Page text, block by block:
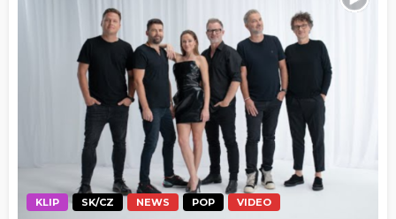
KLIP SK/CZ NEWS POP VIDEO